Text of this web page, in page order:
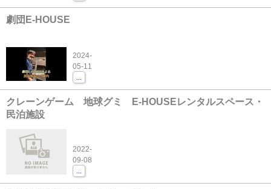
劇団E-HOUSE
2024-
05-11
...
クレーンゲーム 地球グミ E-HOUSEレンタルスペース・
民泊施設
2022-
09-08
...